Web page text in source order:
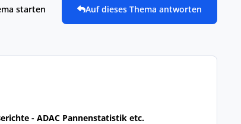
starten Auf dieses Thema antworten
- ADAC Pannenstatistik etc.